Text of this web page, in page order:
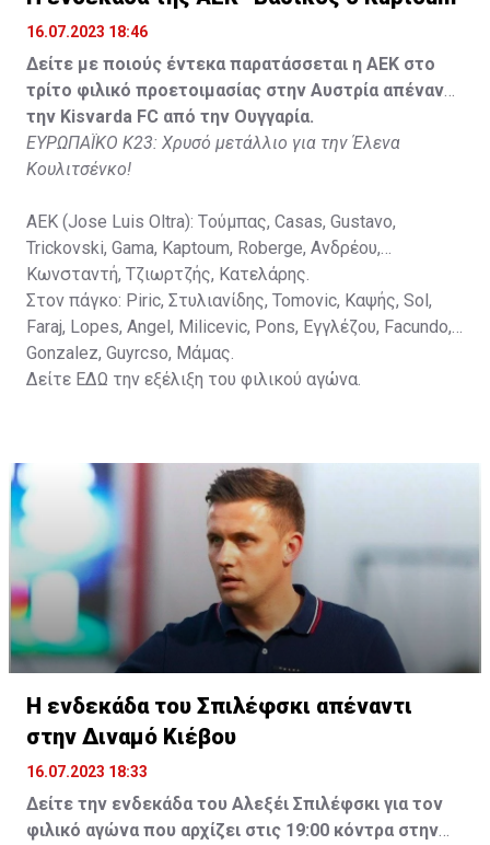
Spasic.
Στον πάγκο: Petkovic, Cipetic, Kovasic, Jovicic, Szeles,
Vida, Otvos, Lucas, Camas, Mesanovic.
16.07.2023 18:46
Δείτε με ποιούς έντεκα παρατάσσεται η ΑΕΚ στο
τρίτο φιλικό προετοιμασίας στην Αυστρία απέναντι
την Kisvarda FC από την Ουγγαρία.
ΕΥΡΩΠΑΪΚΟ Κ23: Χρυσό μετάλλιο για την Έλενα
Κουλιτσένκο!
ΑΕΚ (Jose Luis Oltra): Tούμπας, Casas, Gustavo,
Trickovski, Gama, Κaptoum, Roberge, Aνδρέου,
Κωνσταντή, Τζιωρτζής, Κατελάρης.
Στον πάγκο: Piric, Στυλιανίδης, Tomovic, Καψής, Sol,
Faraj, Lopes, Angel, Milicevic, Pons, Εγγλέζου, Facundo,
Gonzalez, Guyrcso, Μάμας.
Δείτε ΕΔΩ την εξέλιξη του φιλικού αγώνα.
Η ενδεκάδα του Σπιλέφσκι απέναντι
στην Διναμό Κιέβου
16.07.2023 18:33
Δείτε την ενδεκάδα του Αλεξέι Σπιλέφσκι για τον
φιλικό αγώνα που αρχίζει στις 19:00 κόντρα στην